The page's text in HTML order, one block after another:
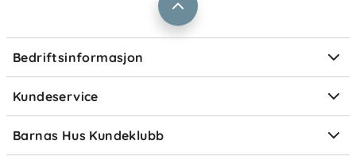
Bedriftsinformasjon
Størrelsesguider
Kundeservice
Ofte stilte spørsmål
Om Klarna
Barnas Hus Kundeklubb
Medlemsvilkår